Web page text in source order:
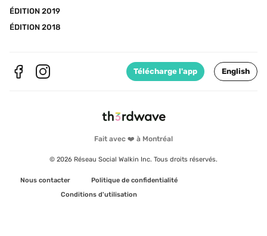
Fait avec ❤️ à Montréal
© 2026 Réseau Social Walkin Inc. Tous droits réservés.
Nous contacter
Politique de confidentialité
Conditions d'utilisation
ÉDITION 2019
ÉDITION 2018
Télécharge l'app English